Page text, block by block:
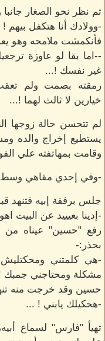
ثم نظر نحو الصغار جانبا
-وولادك أنا هتكفل بيهم
فأنكمشت ملامحه وهو
--اما بقا لو عاوزة
غير نفسك !...
رمقته بصمت ولم تعقب
خيارين لا ثالث لهما !...
لم تتحسن حالة زوجها
يستطيع إخراج والده
وقامت بمهاتفته علي
-وفي إحدي مقاهي وسط
جلس برفقة إبيه فتنهد
-إدينا بعيييد عن
رفع "حسين" عيناه
بحذر:-
-هي كلمتني
مشكلة ومحتاجني جمبك
حسين وقد خرجت منه
-هحكيلك يابني ! ...
تهيأ "فارس" لسماع